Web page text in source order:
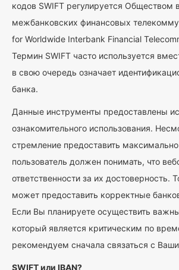
кодов SWIFT регулируется Обществом
межбанковских финансовых
for Worldwide Interbank Financial
Термин SWIFT часто используется
в свою очередь означает
банка.
Данные инструменты предоставлены
ознакомительного использования.
стремление предоставить
пользователь должен понимать, что
ответственности за их достоверность.
может предоставить корректные
Если Вы планируете осуществить
который является критическим по
рекомендуем сначала связаться с
SWIFT или IBAN?